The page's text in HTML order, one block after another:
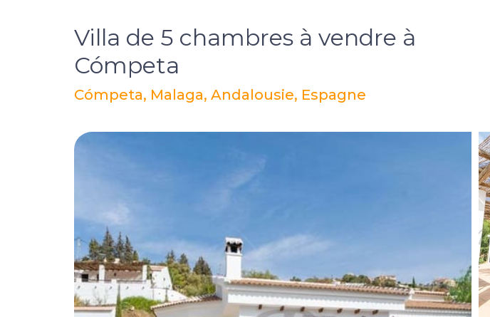
Villa de 5 chambres à vendre à
Cómpeta
Cómpeta, Malaga, Andalousie, Espagne